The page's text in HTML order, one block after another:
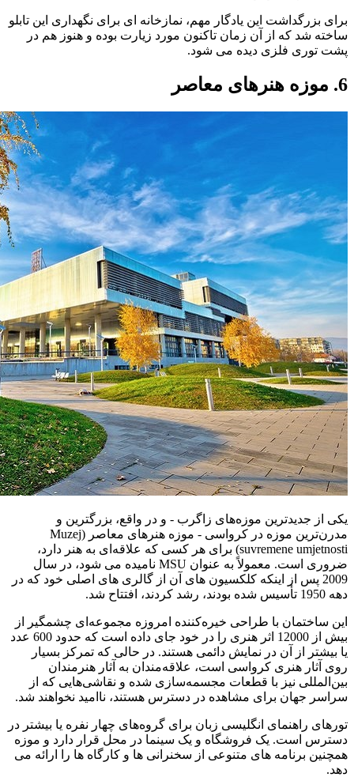
برای بزرگداشت این یادگار مهم، نمازخانه ای برای نگهداری این تابلو
ساخته شد که از آن زمان تاکنون مورد زیارت بوده و هنوز هم در
پشت توری فلزی دیده می شود.
6. موزه هنرهای معاصر
یکی از جدیدترین موزه‌های زاگرب - و در واقع، بزرگترین و
مدرن‌ترین موزه در کرواسی - موزه هنرهای معاصر (Muzej
suvremene umjetnosti) برای هر کسی که علاقه‌ای به هنر دارد،
ضروری است. معمولاً به عنوان MSU نامیده می شود، در سال
2009 پس از اینکه کلکسیون های آن از گالری های اصلی خود که در
دهه 1950 تأسیس شده بودند، رشد کردند، افتتاح شد.
این ساختمان با طراحی خیره‌کننده امروزه مجموعه‌ای چشمگیر از
بیش از 12000 اثر هنری را در خود جای داده است که حدود 600 عدد
یا بیشتر از آن در نمایش دائمی هستند. در حالی که تمرکز بسیار
روی آثار هنری کرواسی است، علاقه‌مندان به آثار هنرمندان
بین‌المللی نیز با قطعات مجسمه‌سازی شده و نقاشی‌هایی که از
سراسر جهان برای مشاهده در دسترس هستند، ناامید نخواهند شد.
تورهای راهنمای انگلیسی زبان برای گروه‌های چهار نفره یا بیشتر در
دسترس است. یک فروشگاه و یک سینما در محل قرار دارد و موزه
همچنین برنامه های متنوعی از سخنرانی ها و کارگاه ها را ارائه می
دهد.